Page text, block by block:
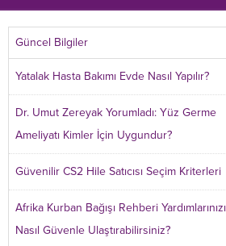
Güncel Bilgiler
Yatalak Hasta Bakımı Evde Nasıl Yapılır?
Dr. Umut Zereyak Yorumladı: Yüz Germe
Ameliyatı Kimler İçin Uygundur?
Güvenilir CS2 Hile Satıcısı Seçim Kriterleri
Afrika Kurban Bağışı Rehberi Yardımlarınızı
Nasıl Güvenle Ulaştırabilirsiniz?